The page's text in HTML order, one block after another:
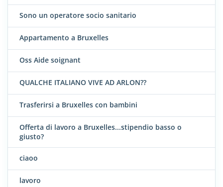
Sono un operatore socio sanitario
Appartamento a Bruxelles
Oss Aide soignant
QUALCHE ITALIANO VIVE AD ARLON??
Trasferirsi a Bruxelles con bambini
Offerta di lavoro a Bruxelles...stipendio basso o
giusto?
ciaoo
lavoro